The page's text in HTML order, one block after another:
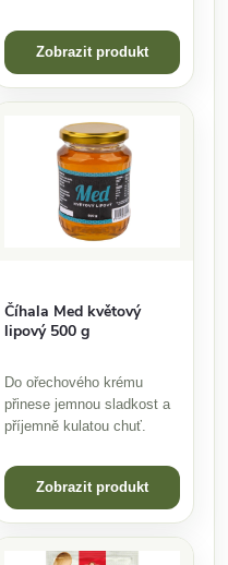
Zobrazit produkt
Číhala Med květový
lipový 500 g
Do ořechového krému
přinese jemnou sladkost a
příjemně kulatou chuť.
Zobrazit produkt